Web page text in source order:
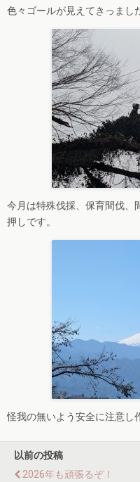
色々ゴールが見えてきっまし
今月は特殊伐採、保育間伐、
押しです。
怪我の無いよう安全に注意し
以前の投稿
2026年も頑張るぞ！